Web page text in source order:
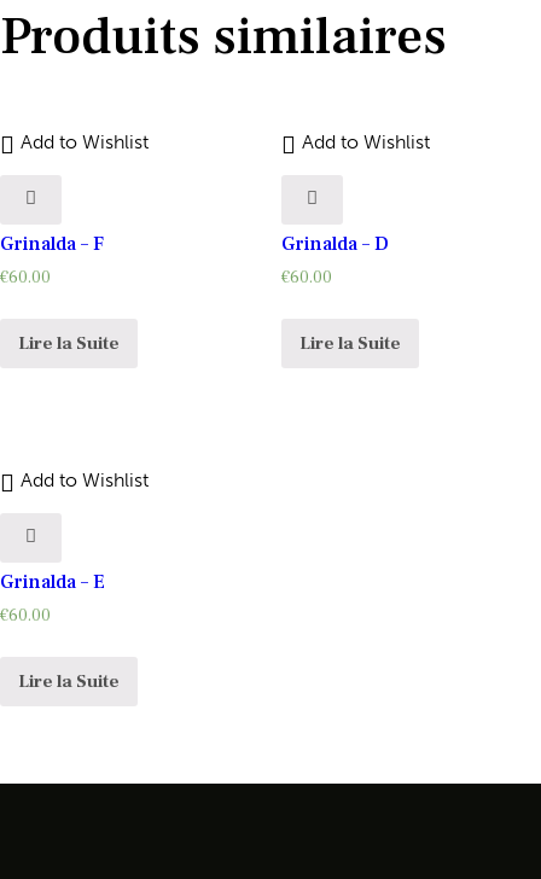
Produits similaires
Add to Wishlist
Grinalda – F
€60.00
Lire la Suite
Add to Wishlist
Grinalda – D
€60.00
Lire la Suite
Add to Wishlist
Grinalda – E
€60.00
Lire la Suite